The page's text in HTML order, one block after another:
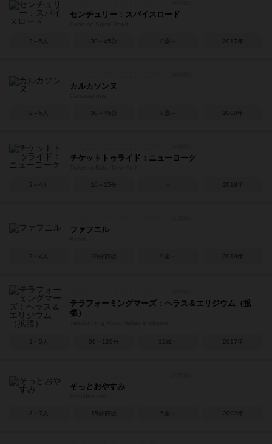
センチュリー：スパイスロード
2～5人 30～45分 8歳～ 2017年
カルカソンヌ
2～5人 30～45分 8歳～ 2000年
チケットトゥライド：ニューヨーク
2～4人 10～15分 2018年
ファフニル
2～4人 20分前後 9歳～ 2019年
テラフォーミングマーズ：ヘラス＆エリジウム（拡
張）
1～5人 90～120分 12歳～ 2017年
そっとおやすみ
3～7人 15分前後 5歳～ 2002年